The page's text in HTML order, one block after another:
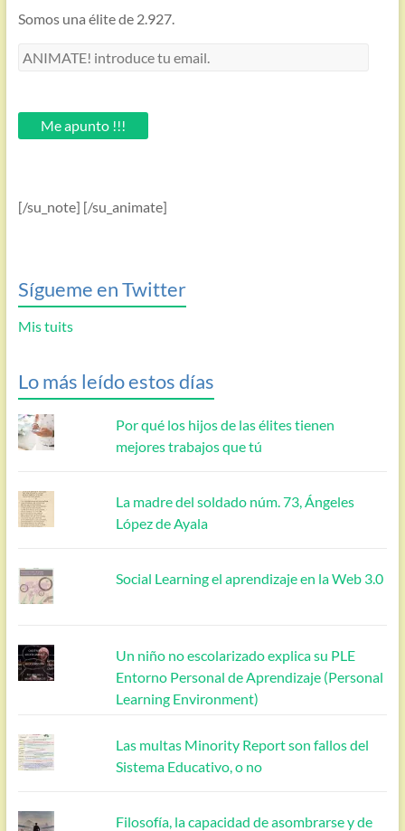
Somos una élite de 2.927.
ANIMATE!
email.Me apunto !!!
[/su_note] [/su_animate]
Sígueme en Twitter
Mis tuits
Lo más leído estos días
Por qué los hijos de las élites tienen
mejores trabajos que tú
La madre del soldado núm. 73, Ángeles
López de Ayala
Social Learning el aprendizaje en la Web 3.0
Un niño no escolarizado explica su PLE
Entorno Personal de Aprendizaje (Personal
Learning Environment)
Las multas Minority Report son fallos del
Sistema Educativo, o no
Filosofía, la capacidad de asombrarse y de